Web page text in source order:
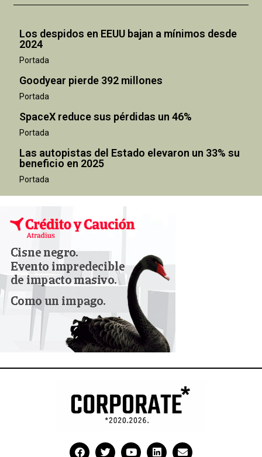
Los despidos en EEUU bajan a mínimos desde
2024
Portada
Goodyear pierde 392 millones
Portada
SpaceX reduce sus pérdidas un 46%
Portada
Las autopistas del Estado elevaron un 33% su
beneficio en 2025
Portada